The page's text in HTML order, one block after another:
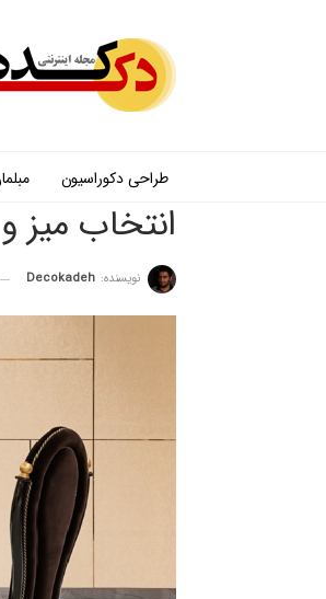
طراحی دکوراسیون
انتخاب میز
نویسنده: Decokadeh